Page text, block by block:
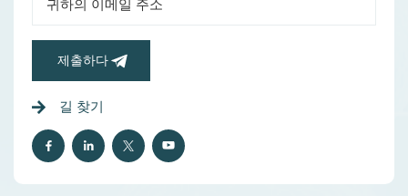
제출하다
길 찾기